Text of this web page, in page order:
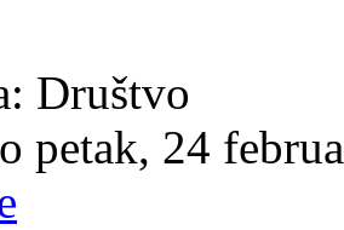
Društvo
petak, 24